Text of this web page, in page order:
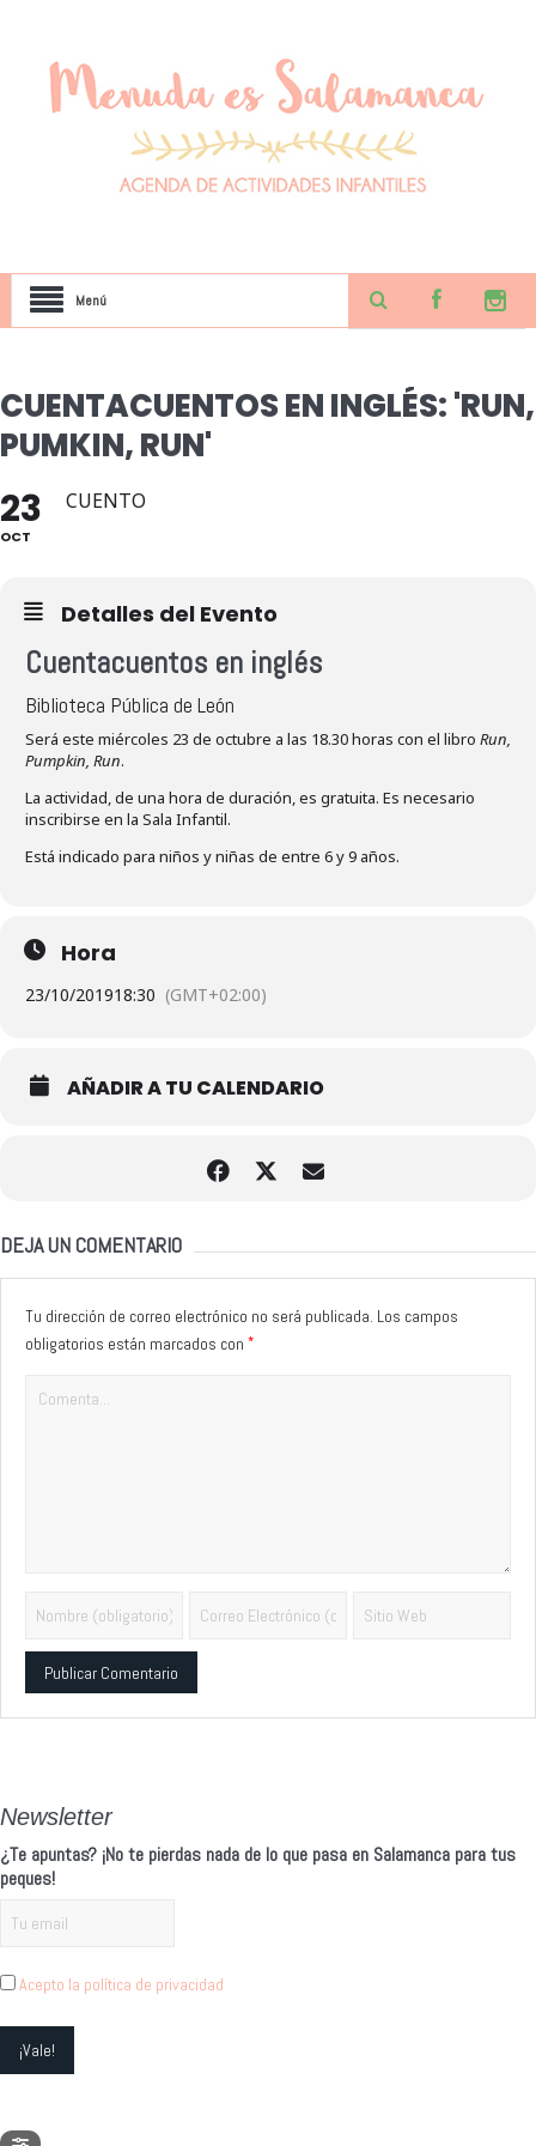
Menú
CUENTACUENTOS EN INGLÉS: 'RUN,
PUMKIN, RUN'
23
OCT
CUENTO
Detalles del Evento
Cuentacuentos en inglés
Biblioteca Pública de León
Será este miércoles 23 de octubre a las 18.30 horas con el libro Run,
Pumpkin, Run.
La actividad, de una hora de duración, es gratuita. Es necesario
inscribirse en la Sala Infantil.
Está indicado para niños y niñas de entre 6 y 9 años.
Hora
23/10/201918:30 (GMT+02:00)
AÑADIR A TU CALENDARIO
DEJA UN COMENTARIO
Tu dirección de correo electrónico no será publicada. Los campos
obligatorios están marcados con *
Newsletter
¿Te apuntas? ¡No te pierdas nada de lo que pasa en Salamanca para tus
peques!
Acepto la política de privacidad